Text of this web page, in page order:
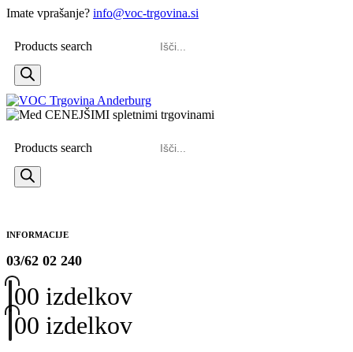
Imate vprašanje? info@voc-trgovina.si
Products search
Products search
INFORMACIJE
03/62 02 240
00 izdelkov
00 izdelkov